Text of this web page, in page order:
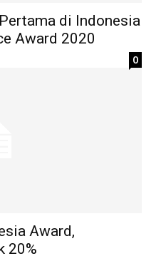
di Indonesia
Award 2020
0
Award,
20%